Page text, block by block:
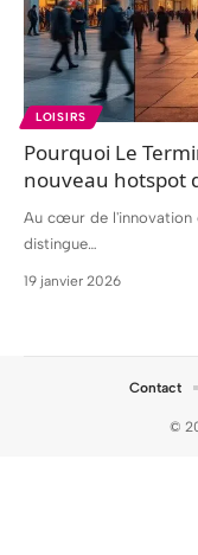
LOISIRS
Pourquoi Le
nouveau hotspot
Au cœur de l'innovation
distingue…
19 janvier 2026
©
Contact